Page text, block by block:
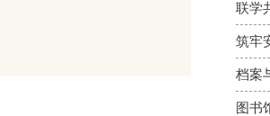
联学
筑牢
档案
图书